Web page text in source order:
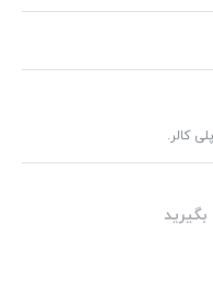
کالر.